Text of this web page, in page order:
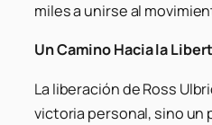
miles a unirse al
Un Camino Hacia la
La liberación de Ross
victoria personal, sino un